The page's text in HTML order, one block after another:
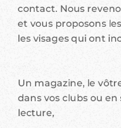
contact. Nous
et vous proposons
les visages qui ont
Un magazine, le
dans vos clubs ou
lecture,